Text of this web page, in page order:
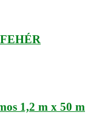
1,2 m x 50 m